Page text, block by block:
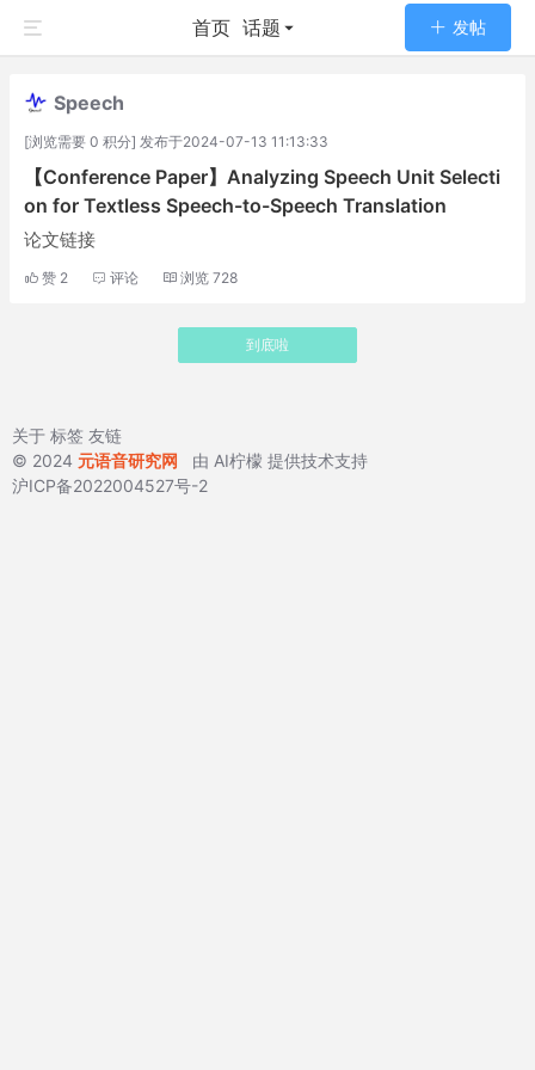
首页 话题 发帖
Speech
[浏览需要 0 积分] 发布于2024-07-13 11:13:33
【Conference Paper】Analyzing Speech Unit Selecti
on for Textless Speech-to-Speech Translation
论文链接
赞 2 评论 浏览 728
到底啦
关于 标签 友链
© 2024 元语音研究网 由 AI柠檬 提供技术支持
沪ICP备2022004527号-2